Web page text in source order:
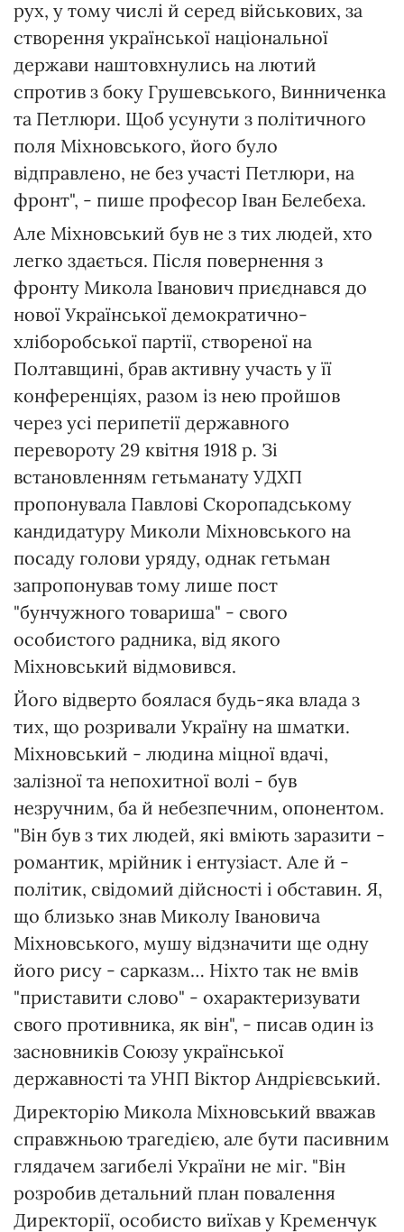
рух, у тому числі й серед військових, за
створення української національної
держави наштовхнулись на лютий
спротив з боку Грушевського, Винниченка
та Петлюри. Щоб усунути з політичного
поля Міхновського, його було
відправлено, не без участі Петлюри, на
фронт", - пише професор Іван Белебеха.
Але Міхновський був не з тих людей, хто
легко здається. Після повернення з
фронту Микола Іванович приєднався до
нової Української демократично-
хліборобської партії, створеної на
Полтавщині, брав активну участь у її
конференціях, разом із нею пройшов
через усі перипетії державного
перевороту 29 квітня 1918 р. Зі
встановленням гетьманату УДХП
пропонувала Павлові Скоропадському
кандидатуру Миколи Міхновського на
посаду голови уряду, однак гетьман
запропонував тому лише пост
"бунчужного товариша" - свого
особистого радника, від якого
Міхновський відмовився.
Його відверто боялася будь-яка влада з
тих, що розривали Україну на шматки.
Міхновський - людина міцної вдачі,
залізної та непохитної волі - був
незручним, ба й небезпечним, опонентом.
"Він був з тих людей, які вміють заразити -
романтик, мрійник і ентузіаст. Але й -
політик, свідомий дійсності і обставин. Я,
що близько знав Миколу Івановича
Міхновського, мушу відзначити ще одну
його рису - сарказм… Ніхто так не вмів
"приставити слово" - охарактеризувати
свого противника, як він", - писав один із
засновників Союзу української
державності та УНП Віктор Андрієвський.
Директорію Микола Міхновський вважав
справжньою трагедією, але бути пасивним
глядачем загибелі України не міг. "Він
розробив детальний план повалення
Директорії, особисто виїхав у Кременчук